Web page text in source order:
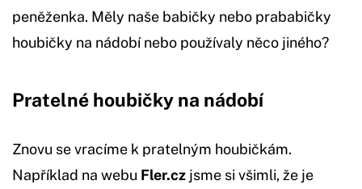
peněženka. Měly naše babičky nebo prababičky
houbičky na nádobí nebo používaly něco jiného?
Pratelné houbičky na nádobí
Znovu se vracíme k pratelným houbičkám.
Například na webu Fler.cz jsme si všimli, že je